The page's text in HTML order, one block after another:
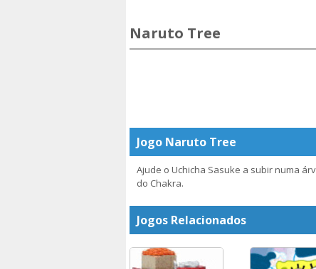
Naruto Tree
Jogo Naruto Tree
Ajude o Uchicha Sasuke a subir numa
do Chakra.
Jogos Relacionados